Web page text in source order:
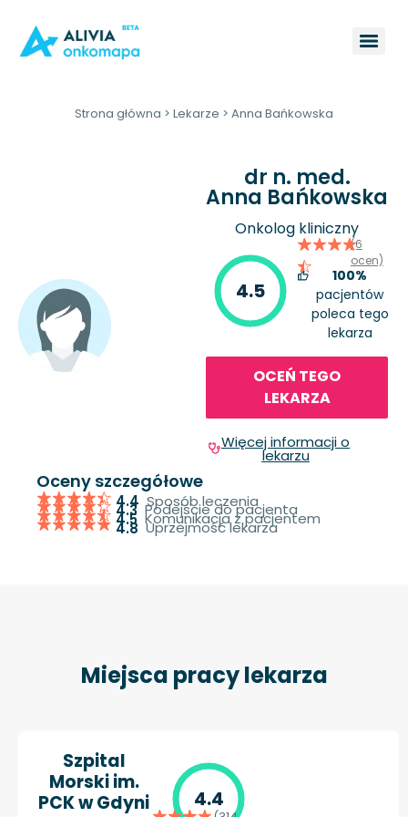
Strona główna > Lekarze > Anna Bańkowska
dr n. med.
Anna Bańkowska
Onkolog kliniczny
4.5
(6
ocen)
100%
pacjentów
poleca tego
lekarza
OCEŃ TEGO
LEKARZA
Więcej informacji o
lekarzu
Oceny szczegółowe
4.4 Sposób leczenia
4.3 Podejście do pacjenta
4.5 Komunikacja z pacjentem
4.8 Uprzejmość lekarza
Miejsca pracy lekarza
Szpital
Morski im.
PCK w Gdyni
4.4